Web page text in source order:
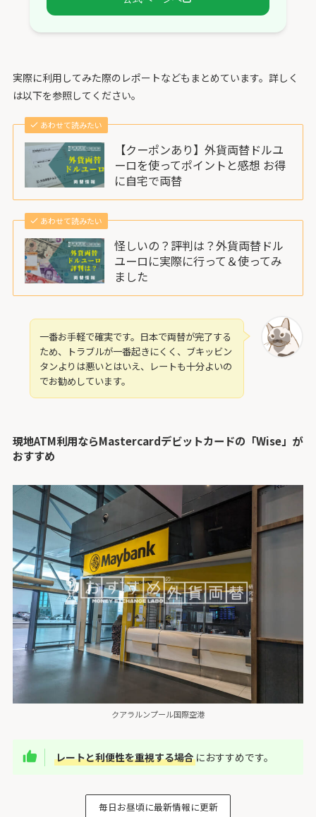
実際に利用してみた際のレポートなどもまとめています。詳しく
は以下を参照してください。
あわせて読みたい
【クーポンあり】外貨両替ドルユ
ーロを使ってポイントと感想 お得
に自宅で両替
あわせて読みたい
怪しいの？評判は？外貨両替ドル
ユーロに実際に行って＆使ってみ
ました
一番お手軽で確実です。日本で両替が完了する
ため、トラブルが一番起きにくく、ブキッビン
タンよりは悪いとはいえ、レートも十分よいの
でお勧めしています。
現地ATM利用ならMastercardデビットカードの「Wise」が
おすすめ
クアラルンプール国際空港
レートと利便性を重視する場合におすすめです。
毎日お昼頃に最新情報に更新